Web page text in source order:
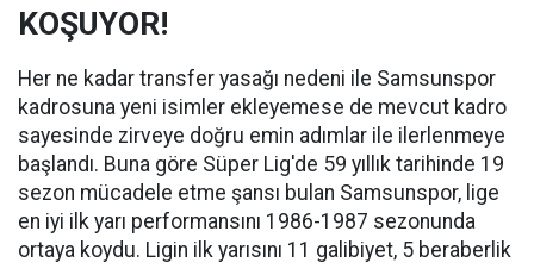
KOŞUYOR!
Her ne kadar transfer yasağı nedeni ile Samsunspor
kadrosuna yeni isimler ekleyemese de mevcut kadro
sayesinde zirveye doğru emin adımlar ile ilerlenmeye
başlandı. Buna göre Süper Lig'de 59 yıllık tarihinde 19
sezon mücadele etme şansı bulan Samsunspor, lige
en iyi ilk yarı performansını 1986-1987 sezonunda
ortaya koydu. Ligin ilk yarısını 11 galibiyet, 5 beraberlik